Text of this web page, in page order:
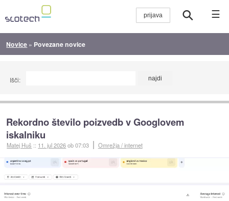
☰
Novice » Povezane novice
Išči:
Rekordno število poizvedb v Googlovem
iskalniku
Matej Huš :: 11. jul 2026ob 07:03 Omrežja / internet